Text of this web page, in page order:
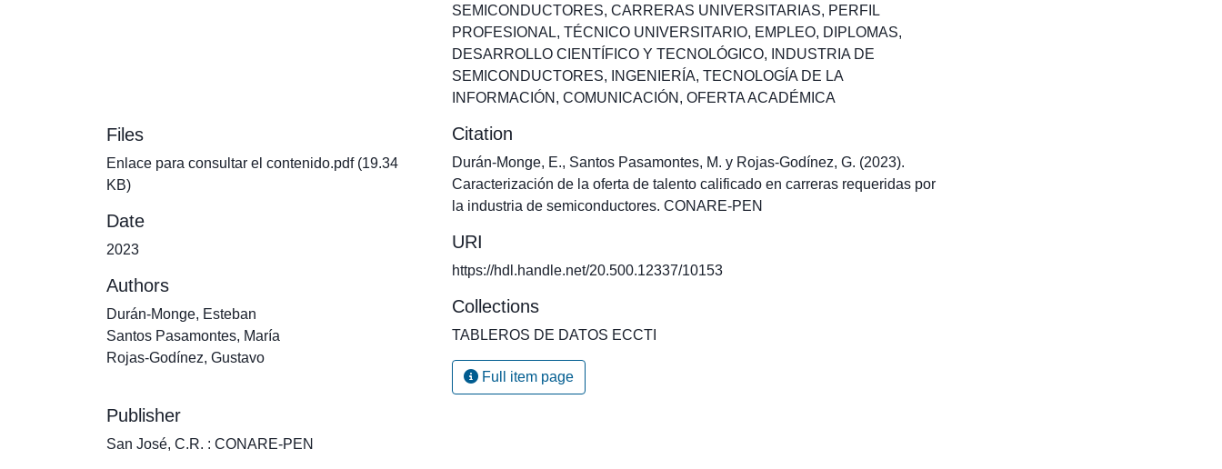
Files
Enlace para consultar el contenido.pdf(19.34
KB)
Date
2023
Authors
Durán-Monge, Esteban
Santos Pasamontes, María
Rojas-Godínez, Gustavo
Publisher
San José, C.R. : CONARE-PEN
SEMICONDUCTORES, CARRERAS UNIVERSITARIAS, PERFIL
PROFESIONAL, TÉCNICO UNIVERSITARIO, EMPLEO, DIPLOMAS,
DESARROLLO CIENTÍFICO Y TECNOLÓGICO,
INDUSTRIA DE
SEMICONDUCTORES, INGENIERÍA, TECNOLOGÍA DE LA
INFORMACIÓN , COMUNICACIÓN , OFERTA ACADÉMICA
Citation
Durán-Monge, E., Santos Pasamontes, M. y Rojas-Godínez, G. (2023).
Caracterización de la oferta de talento calificado en carreras requeridas por
la industria de semiconductores. CONARE-PEN
URI
https://hdl.handle.net/20.500.12337/10153
Collections
TABLEROS DE DATOS ECCTI
Full item page